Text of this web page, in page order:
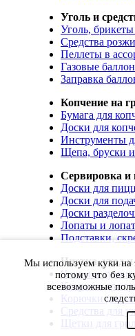
Уголь и
Уголь,
Средства
Пеллеты в
Газовые
Заправка
Копчение на
Бумага для
Доски для
Инструменты
Щепа, бруски
Сервировка и
Доски для
Доски для
Доски
Лопаты и
Подставки,
Чистка, уход
Чехлы и сумки
Коврики для
Корючки для
Средства для
Щетки для
Мы используем куки на
потому что без
всевозможные